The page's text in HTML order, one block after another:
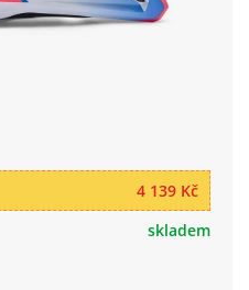
4 139 Kč
skladem